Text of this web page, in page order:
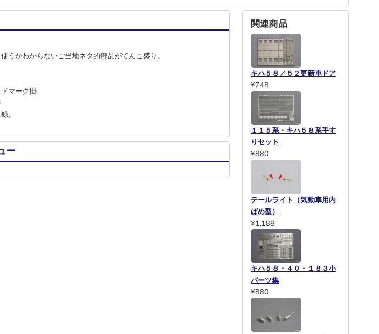
うかわからないご当地ネタ的部品がてんこ盛り。
マーク掛
。
ー
関連商品
キハ５８／５２更新車ドア
¥748
１１５系・キハ５８系手す
りセット
¥880
テールライト（気動車用内
ばめ型）
¥1,188
キハ５８・４０・１８３小
パーツ集
¥880